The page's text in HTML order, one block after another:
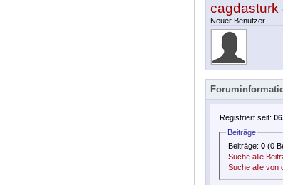
cagdasturk
Neuer Benutzer
Registriert seit:
Beiträge
Beiträge:0 (0
Suche alle
Suche alle von